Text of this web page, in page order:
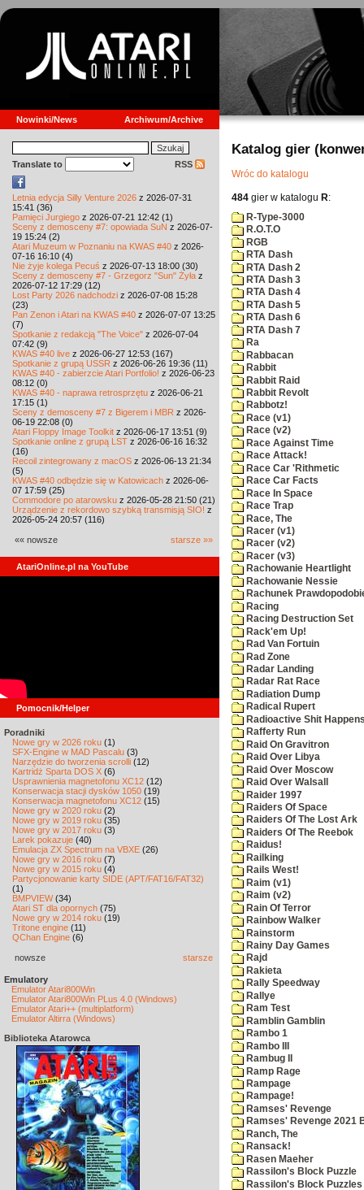
Nowinki/News Archiwum/Archive
Translate to RSS
Letnia edycja Silly Venture 2026 z 2026-07-31
15:41 (36)
Pamięci Jurgiego z 2026-07-21 12:42 (1)
Sceny z demosceny #7: opowiada SuN z 2026-07-
19 15:24 (2)
Atari Muzeum w Poznaniu na KWAS #40 z 2026-
07-16 16:10 (4)
Nie żyje kolega Pecuś z 2026-07-13 18:00 (30)
Sceny z demosceny #7 - Grzegorz "Sun" Żyła z
2026-07-12 17:29 (12)
Lost Party 2026 nadchodzi z 2026-07-08 15:28
(23)
Pan Zenon i Atari na KWAS #40 z 2026-07-07 13:25
(7)
Spotkanie z redakcją "The Voice" z 2026-07-04
07:42 (9)
KWAS #40 live z 2026-06-27 12:53 (167)
Spotkanie z grupą USSR z 2026-06-26 19:36 (11)
KWAS #40 - zabierzcie Atari Portfolio! z 2026-06-23
08:12 (0)
KWAS #40 - naprawa retrosprzętu z 2026-06-21
17:15 (1)
Sceny z demosceny #7 z Bigerem i MBR z 2026-
06-19 22:08 (0)
Atari Floppy Image Toolkit z 2026-06-17 13:51 (9)
Spotkanie online z grupą LST z 2026-06-16 16:32
(16)
Recoil zintegrowany z macOS z 2026-06-13 21:34
(5)
KWAS #40 odbędzie się w Katowicach z 2026-06-
07 17:59 (25)
Commodore po atarowsku z 2026-05-28 21:50 (21)
Urządzenie z rekordowo szybką transmisją SIO! z
2026-05-24 20:57 (116)
«« nowsze starsze »»
AtariOnline.pl na YouTube
Pomocnik/Helper
Poradniki
Nowe gry w 2026 roku (1)
SFX-Engine w MAD Pascalu (3)
Narzędzie do tworzenia scrolli (12)
Kartridż Sparta DOS X (6)
Usprawnienia magnetofonu XC12 (12)
Konserwacja stacji dysków 1050 (19)
Konserwacja magnetofonu XC12 (15)
Nowe gry w 2020 roku (2)
Nowe gry w 2019 roku (35)
Nowe gry w 2017 roku (3)
Larek pokazuje (40)
Emulacja ZX Spectrum na VBXE (26)
Nowe gry w 2016 roku (7)
Nowe gry w 2015 roku (4)
Partycjonowanie karty SIDE (APT/FAT16/FAT32)
(1)
BMPVIEW(34)
Atari ST dla opornych (75)
Nowe gry w 2014 roku (19)
Tritone engine (11)
QChan Engine (6)
nowsze starsze
Emulatory
Emulator Atari800Win
Emulator Atari800Win PLus 4.0 (Windows)
Emulator Atari++ (multiplatform)
Emulator Altirra (Windows)
Biblioteka Atarowca
Katalog gier
Wróc do katalogu
484 gier w katalogu R:
R-Type-3000
R.O.T.O
RGB
RTA Dash
RTA Dash 2
RTA Dash 3
RTA Dash 4
RTA Dash 5
RTA Dash 6
RTA Dash 7
Ra
Rabbacan
Rabbit
Rabbit Raid
Rabbit Revolt
Rabbotz!
Race (v1)
Race (v2)
Race Against Time
Race Attack!
Race Car 'Rithmetic
Race Car Facts
Race In Space
Race Trap
Race, The
Racer (v1)
Racer (v2)
Racer (v3)
Rachowanie Heartlight
Rachowanie Nessie
Rachunek
Racing
Racing Destruction Set
Rack'em Up!
Rad Van Fortuin
Rad Zone
Radar Landing
Radar Rat Race
Radiation Dump
Radical Rupert
Radioactive Shit
Rafferty Run
Raid On Gravitron
Raid Over Libya
Raid Over Moscow
Raid Over Walsall
Raider 1997
Raiders Of Space
Raiders Of The Lost Ark
Raiders Of The Reebok
Raidus!
Railking
Rails West!
Raim (v1)
Raim (v2)
Rain Of Terror
Rainbow Walker
Rainstorm
Rainy Day Games
Rajd
Rakieta
Rally Speedway
Rallye
Ram Test
Ramblin Gamblin
Rambo 1
Rambo III
Rambug II
Ramp Rage
Rampage
Rampage!
Ramses' Revenge
Ramses' Revenge 2021
Ranch, The
Ransack!
Rasen Maeher
Rassilon's Block Puzzle
Rassilon's Block Puzzles